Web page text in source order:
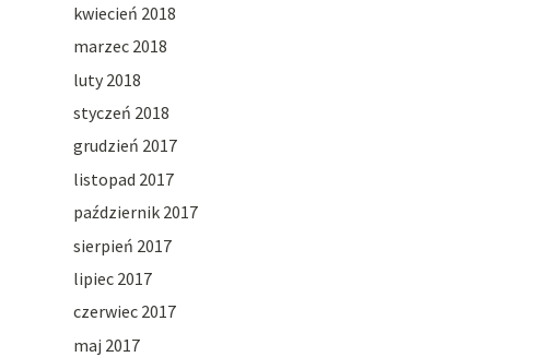
kwiecień 2018
marzec 2018
luty 2018
styczeń 2018
grudzień 2017
listopad 2017
październik 2017
sierpień 2017
lipiec 2017
czerwiec 2017
maj 2017